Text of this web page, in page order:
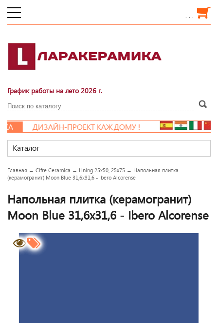
. . .
График работы на лето 2026 г.
ДИЗАЙН-ПРОЕКТ КАЖДОМУ !
Каталог
Главная → Cifre Ceramica → Lining 25x50, 25x75 → Напольная плитка
(керамогранит) Moon Blue 31,6x31,6 - Ibero Alcorense
Напольная плитка (керамогранит)
Moon Blue 31,6x31,6 - Ibero Alcorense